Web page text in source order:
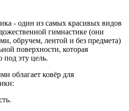
- один из самых красивых видов
гимнастике (они
обручем, лентой и без предмета)
поверхности, которая
под эту цель.
облагает ковёр для